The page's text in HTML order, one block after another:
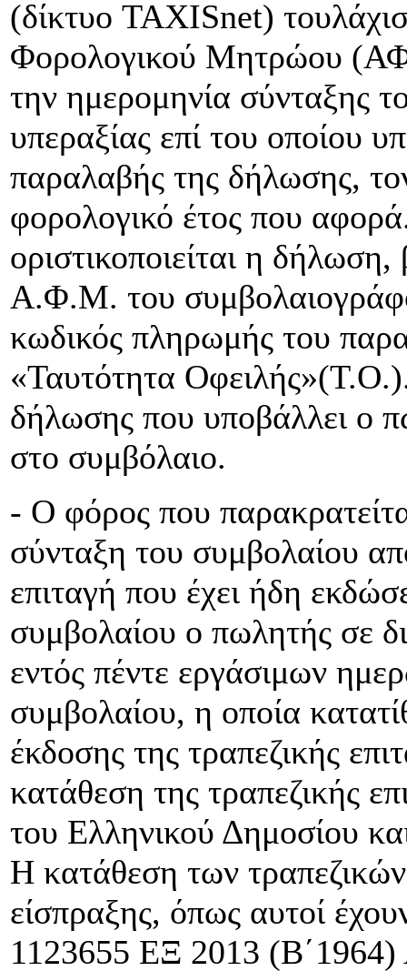
(δίκτυο TAXISnet)
Φορολογικού Μητρώου
την ημερομηνία σύνταξης
υπεραξίας επί του οποίου
παραλαβής της δήλωσης,
φορολογικό έτος που
οριστικοποιείται η
Α.Φ.Μ. του
κωδικός πληρωμής του
«Ταυτότητα
δήλωσης που υποβάλλει ο
στο συμβόλαιο.
- Ο φόρος που
σύνταξη του συμβολαίου
επιταγή που έχει ήδη
συμβολαίου ο πωλητής σε
εντός πέντε εργάσιμων
συμβολαίου, η οποία
έκδοσης της τραπεζικής
κατάθεση της τραπεζικής
του Ελληνικού Δημοσίου
Η κατάθεση των τραπεζικών
είσπραξης, όπως αυτοί
1123655 ΕΞ 2013